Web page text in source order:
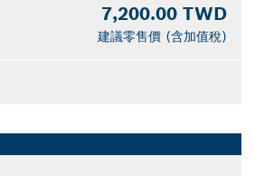
7,200.00 TWD
建議零售價 (含加值稅)